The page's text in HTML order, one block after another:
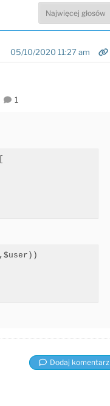
05/10/2020 11:27 am
1
Dodaj komentarz